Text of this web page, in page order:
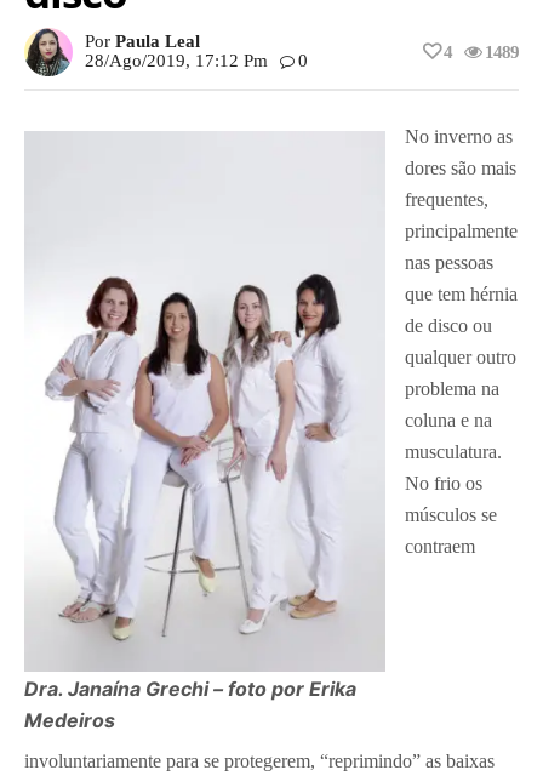
Por Paula Leal
28/ago/2019, 17:12 Pm
0 1489
4
Dra. Janaína Grechi – foto por Erika
Medeiros
No inverno as
dores são mais
frequentes,
principalmente
nas pessoas
que tem hérnia
de disco ou
qualquer outro
problema na
coluna e na
musculatura.
No frio os
músculos se
contraem
involuntariamente para se protegerem, “reprimindo” as baixas